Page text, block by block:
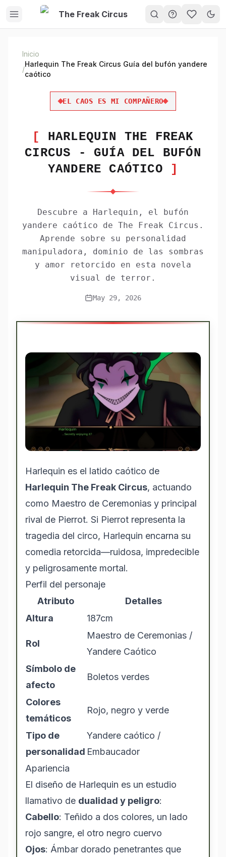
The Freak Circus
My
Inicio
/
Harlequin The Freak Circus Guía del bufón yandere
caótico
EL CAOS ES MI COMPAÑERO
[ HARLEQUIN THE FREAK
CIRCUS - GUÍA DEL BUFÓN
YANDERE CAÓTICO ]
Descubre a Harlequin, el bufón
yandere caótico de The Freak Circus.
Aprende sobre su personalidad
manipuladora, dominio de las sombras
y amor retorcido en esta novela
visual de terror.
May 29, 2026
Harlequin es el latido caótico de
Harlequin The Freak Circus, actuando
como Maestro de Ceremonias y principal
rival de Pierrot. Si Pierrot representa la
tragedia del circo, Harlequin encarna su
comedia retorcida—ruidosa, impredecible
y peligrosamente mortal.
Perfil del personaje
Atributo
Detalles
Altura
187cm
Rol
Maestro de Ceremonias /
Yandere Caótico
Símbolo de
afecto
Boletos verdes
Colores
temáticos
Rojo, negro y verde
Tipo de
personalidad
Yandere caótico /
Embaucador
Apariencia
El diseño de Harlequin es un estudio
llamativo de dualidad y peligro:
Cabello: Teñido a dos colores, un lado
rojo sangre, el otro negro cuervo
Ojos: Ámbar dorado penetrantes que